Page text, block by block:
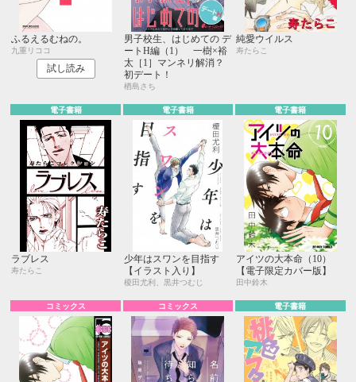
ふるえるむねの。
九重リココ
試し読み
男子校生、はじめての デ
ートH編（1） 一樹×裕
太［1］マンネリ解消？
初デート！
楢島さち
純愛ウイルス
寿たらこ
電子書籍
ラブレス
寿たらこ
電子書籍
少年はスワンを目指す
【イラスト入り】
榎田尤利、黒井つむじ
電子書籍
アイツの大本命（10）
【電子限定カバー版】
田中鈴木
コミックス コミックス 電子書籍